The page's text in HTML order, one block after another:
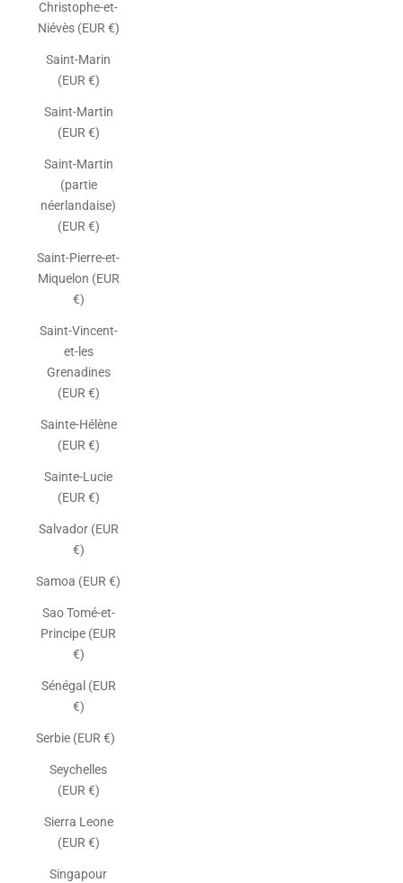
Christophe-et-
Niévès (EUR €)
Saint-Marin
(EUR €)
Saint-Martin
(EUR €)
Saint-Martin
(partie
néerlandaise)
(EUR €)
Saint-Pierre-et-
Miquelon (EUR
€)
Saint-Vincent-
et-les
Grenadines
(EUR €)
Sainte-Hélène
(EUR €)
Sainte-Lucie
(EUR €)
Salvador (EUR
€)
Samoa (EUR €)
Sao Tomé-et-
Principe (EUR
€)
Sénégal (EUR
€)
Serbie (EUR €)
Seychelles
(EUR €)
Sierra Leone
(EUR €)
Singapour